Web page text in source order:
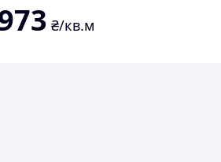
₴/кв.м